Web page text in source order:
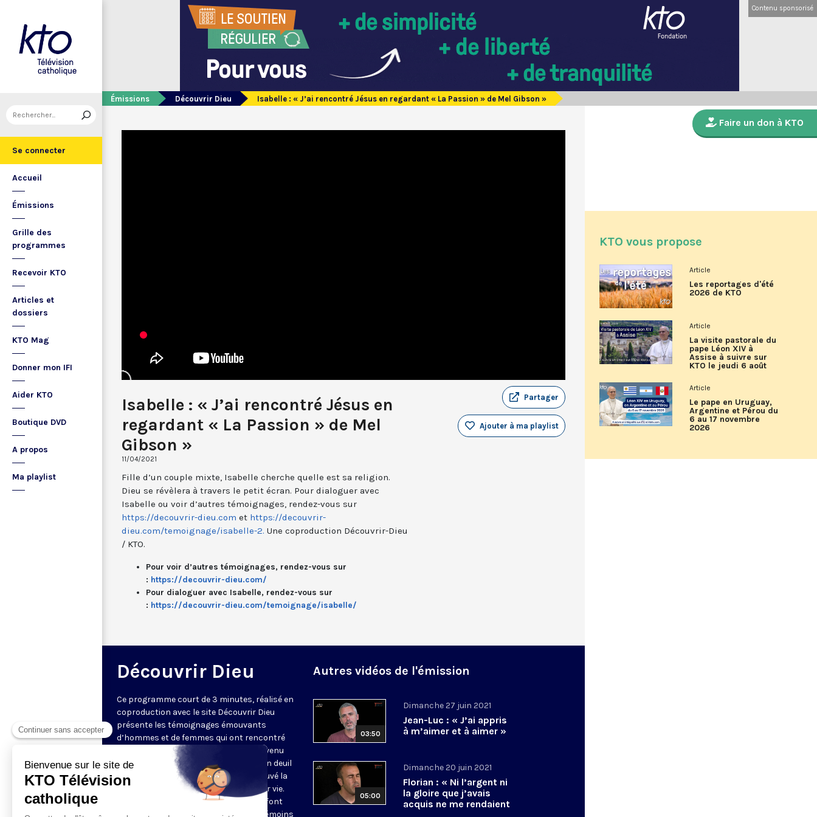
Se connecter
Accueil
Émissions
Grille des
programmes
Recevoir KTO
Articles et
dossiers
KTO Mag
Donner mon IFI
Aider KTO
Boutique DVD
A propos
Ma playlist
Contenu sponsorisé
Émissions Découvrir Dieu Isabelle : « J’ai rencontré Jésus en regardant « La Passion » de Mel Gibson »
Isabelle : « J’ai rencontré Jésus en
regardant « La Passion » de Mel
Gibson »
11/04/2021
Partager
Ajouter à ma playlist
Fille d’un couple mixte, Isabelle cherche quelle est sa religion.
Dieu se révèlera à travers le petit écran. Pour dialoguer avec
Isabelle ou voir d’autres témoignages, rendez-vous sur
https://decouvrir-dieu.com et https://decouvrir-
dieu.com/temoignage/isabelle-2. Une coproduction Découvrir-Dieu
/ KTO.
Pour voir d’autres témoignages, rendez-vous sur
: https://decouvrir-dieu.com/
Pour dialoguer avec Isabelle, rendez-vous sur
: https://decouvrir-dieu.com/temoignage/isabelle/
Découvrir Dieu
Ce programme court de 3 minutes, réalisé en
coproduction avec le site Découvrir Dieu
présente les témoignages émouvants
d’hommes et de femmes qui ont rencontré
Dieu. À l’occasion d’un événement survenu
dans leur vie, comme une rencontre, un deuil
ou une maladie, ils ont trouvé ou retrouvé la
foi et cela a complètement changé leur vie.
Ils nous expliquent comment et nous font
partager leur joie. Dialoguez avec les témoins
Autres vidéos de l'émission
03:50
Dimanche 27 juin 2021
Jean-Luc : « J’ai appris
à m’aimer et à aimer »
05:00
Dimanche 20 juin 2021
Florian : « Ni l’argent ni
la gloire que j’avais
acquis ne me rendaient
Faire un don à KTO
KTO vous propose
Article
Les reportages d'été
2026 de KTO
Article
La visite pastorale du
pape Léon XIV à
Assise à suivre sur
KTO le jeudi 6 août
Article
Le pape en Uruguay,
Argentine et Pérou du
6 au 17 novembre
2026